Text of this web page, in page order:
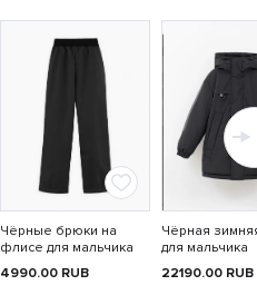
Чёрные брюки на
флисе для мальчика
4990.00 RUB
Чёрная
для мальчика
22190.00 RUB